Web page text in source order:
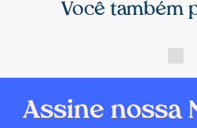
Você também
Assine nossa